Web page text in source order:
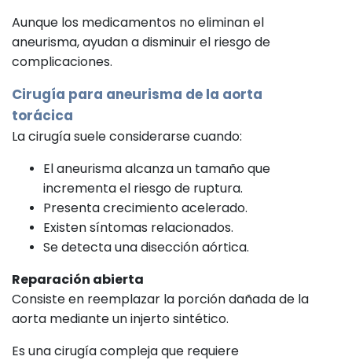
Aunque los medicamentos no eliminan el
aneurisma, ayudan a disminuir el riesgo de
complicaciones.
Cirugía para aneurisma de la aorta
torácica
La cirugía suele considerarse cuando:
El aneurisma alcanza un tamaño que
incrementa el riesgo de ruptura.
Presenta crecimiento acelerado.
Existen síntomas relacionados.
Se detecta una disección aórtica.
Reparación abierta
Consiste en reemplazar la porción dañada de la
aorta mediante un injerto sintético.
Es una cirugía compleja que requiere